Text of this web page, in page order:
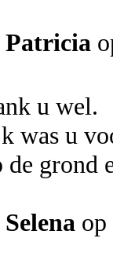
Patricia
u wel.
was u
grond
Selena op